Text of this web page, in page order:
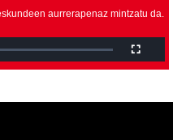
aurrerapenaz mintzatu da.